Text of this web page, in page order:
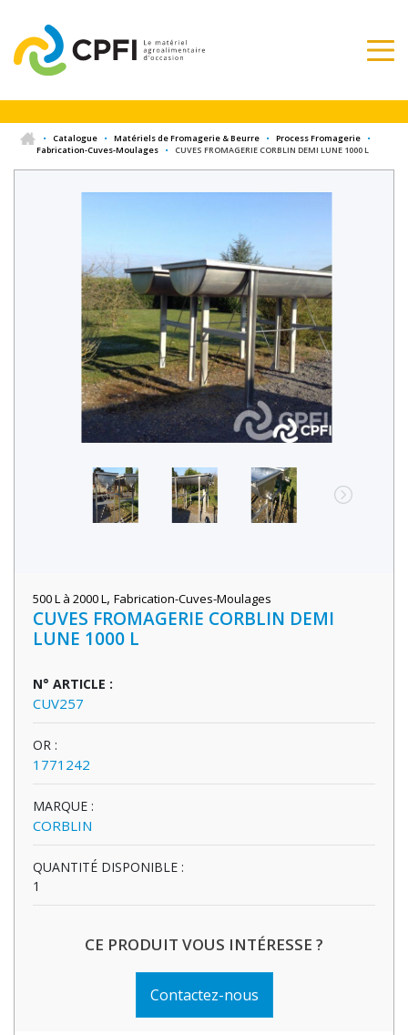
• Catalogue • Matériels de Fromagerie & Beurre • Process Fromagerie
•
Fabrication-Cuves-Moulages
• CUVES FROMAGERIE CORBLIN DEMI LUNE 1000 L
500 L à 2000 L, Fabrication-Cuves-Moulages
CUVES FROMAGERIE CORBLIN DEMI
LUNE 1000 L
N° ARTICLE :
CUV257
OR :
1771242
MARQUE :
CORBLIN
QUANTITÉ DISPONIBLE :
1
CE PRODUIT VOUS INTÉRESSE ?
Contactez-nous